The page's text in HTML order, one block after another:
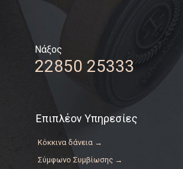
Νάξος
22850 25333
Επιπλέον Υπηρεσίες
Κόκκινα δάνεια →
Σύμφωνο Συμβίωσης →